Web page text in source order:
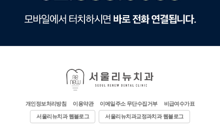
개인정보처리방침 이용약관 이메일주소 무단수집거부 비급여수가표
서울리뉴치과 웹블로그 서울리뉴치과교정과치과 웹블로그